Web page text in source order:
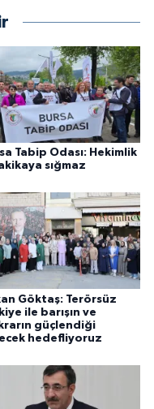
Tabip Odası: Hekimlik
sığmaz
Göktaş: Terörsüz
ile barışın ve
güçlendiği
hedefliyoruz